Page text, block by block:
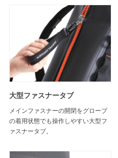
大型ファスナータブ
メインファスナーの開閉をグローブ
の着用状態でも操作しやすい大型フ
ァスナータブ。